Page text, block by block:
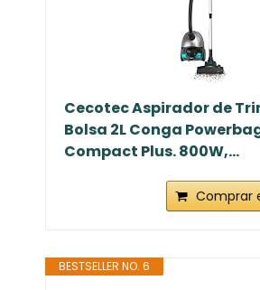
Cecotec Aspirador de
Bolsa 2L Conga
Compact Plus. 800W,...
Comprar
BESTSELLER NO. 6